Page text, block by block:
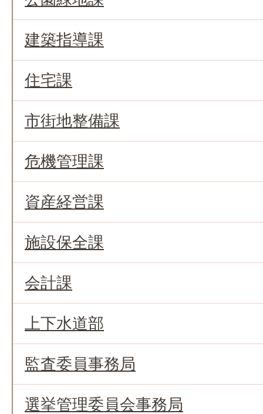
建築指導課
住宅課
市街地整備課
危機管理課
資産経営課
施設保全課
会計課
上下水道部
監査委員事務局
選挙管理委員会事務局